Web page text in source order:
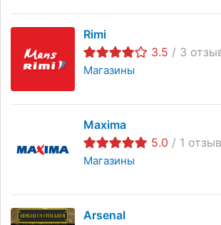
Rimi
3.5 / 3
Магазины
Maxima
5.0 / 1 отзыв
Магазины
Arsenal